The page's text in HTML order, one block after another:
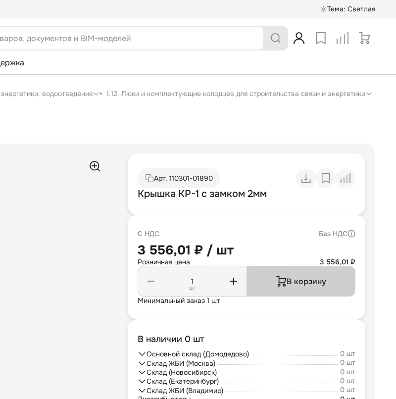
Тема: Светлая
водоотведения
1.12. Люки и комплектующие колодцев для строительства связи и энергетики
Арт. 110301-01890
Крышка КР-1 с замком 2мм
С НДС Без НДС
3 556,01 ₽ / шт
Розничная цена 3 556,01 ₽
шт
В корзину
Минимальный заказ 1 шт
В наличии 0 шт
Основной склад (Домодедово)
0 шт
Склад ЖБИ (Москва)
0 шт
Склад (Новосибирск)
0 шт
Склад (Екатеринбург)
0 шт
Склад ЖБИ (Владимир)
0 шт